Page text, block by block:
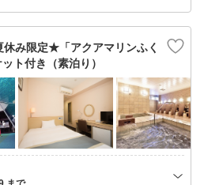
休み限定★「アクアマリンふく
ト付き（素泊り）